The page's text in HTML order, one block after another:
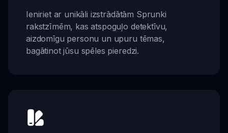
Ieniriet ar unikāli izstrādātām Sprunki
rakstzīmēm, kas atspoguļo detektīvu,
aizdomīgu personu un upuru tēmas,
bagātinot jūsu spēles pieredzi.